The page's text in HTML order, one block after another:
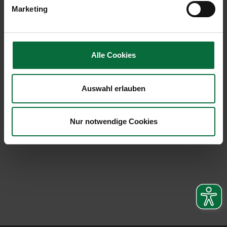
Marketing
Alle Cookies
Auswahl erlauben
Nur notwendige Cookies
Peter Kleemann, Unternehmenssprecher
Tel.: (+43-1-) 7007-23000
p.kleemann@viennaairport.com
Website:www.viennaairport.com
PeterKleemannVIE
Download PDF Deutsch